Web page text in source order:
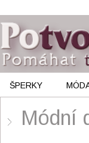
ŠPERKY
Módní